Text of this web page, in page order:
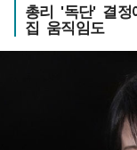
총리 '독단' 결
집 움직임도